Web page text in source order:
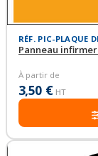
RÉF. PIC-PLAQUE
Panneau
À partir de
3,50 € HT